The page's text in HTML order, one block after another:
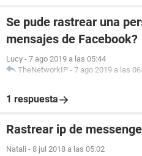
Se pude rastrear una
mensajes de Facebook?
Lucy - 7 ago 2019 a las 05:44
TheNetworkIP - 7 ago 2019 a las
1 respuesta
Rastrear ip de
Natali - 8 jul 2018 a las 05:02